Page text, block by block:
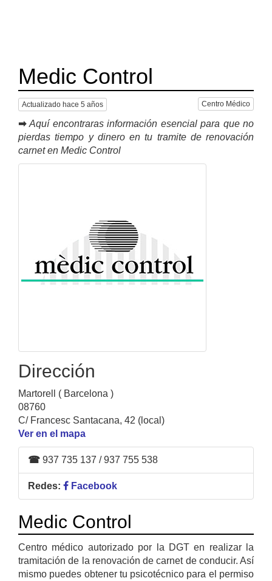
Medic Control
Actualizado hace 5 años Centro Médico
➡ Aquí encontraras información esencial para que no
pierdas tiempo y dinero en tu tramite de renovación
carnet en Medic Control
Dirección
Martorell ( Barcelona )
08760
C/ Francesc Santacana, 42 (local)
Ver en el mapa
☎ 937 735 137 / 937 755 538
Redes: Facebook
Medic Control
Centro médico autorizado por la DGT en realizar la
tramitación de la renovación de carnet de conducir. Así
mismo puedes obtener tu psicotécnico para el permiso